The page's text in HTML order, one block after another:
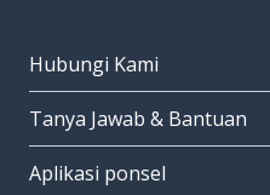
Hubungi Kami
Tanya Jawab & Bantuan
Aplikasi ponsel